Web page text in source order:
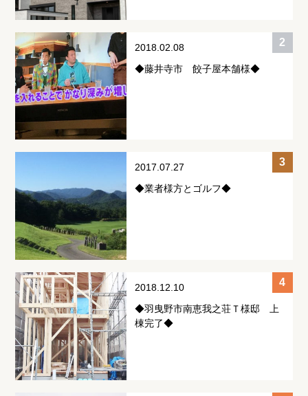
2018.02.08
◆藤井寺市 餃子屋本舗様◆
2017.07.27
◆業者様方とゴルフ◆
2018.12.10
◆羽曳野市南恵我之荘Ｔ様邸 上
棟完了◆